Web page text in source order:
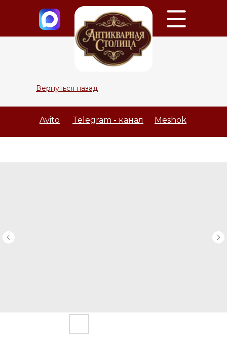
Вернуться назад
Meshok
Avito Telegram - канал